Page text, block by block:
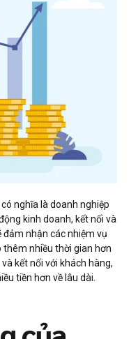
nghĩa là doanh nghiệp
kinh doanh, kết nối và
nhận các nhiệm vụ
thêm nhiều thời gian hơn
kết nối với khách hàng,
tiền hơn về lâu dài.